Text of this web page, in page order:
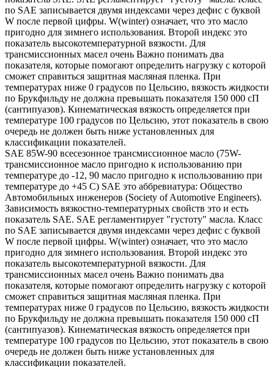
по SAE записывается двумя индексами через дефис с буквой
W после первой цифры. W(winter) означает, что это масло
пригодно для зимнего использования. Второй индекс это
показатель высокотемпературной вязкости. Для
трансмиссионных масел очень Важно понимать два
показателя, которые помогают определить нагрузку с которой
сможет справиться защитная масляная пленка. При
температурах ниже 0 градусов по Цельсию, вязкость жидкости
по Брукфильду не должна превышать показателя 150 000 сП
(сантипуазов). Кинематическая вязкость определяется при
температуре 100 градусов по Цельсию, этот показатель в свою
очередь не должен быть ниже установленных для
классификации показателей.
SAE 85W-90 всесезонное трансмиссионное масло (75W-
трансмиссионное масло пригодно к использованию при
температуре до -12, 90 масло пригодно к использованию при
температуре до +45 С) SAE это аббревиатура: Общество
Автомобильных инженеров (Society of Automotive Engineers).
Зависимость вязкостно-температурных свойств это и есть
показатель SAE. SAE регламентирует "густоту" масла. Класс
по SAE записывается двумя индексами через дефис с буквой
W после первой цифры. W(winter) означает, что это масло
пригодно для зимнего использования. Второй индекс это
показатель высокотемпературной вязкости. Для
трансмиссионных масел очень Важно понимать два
показателя, которые помогают определить нагрузку с которой
сможет справиться защитная масляная пленка. При
температурах ниже 0 градусов по Цельсию, вязкость жидкости
по Брукфильду не должна превышать показателя 150 000 сП
(сантипуазов). Кинематическая вязкость определяется при
температуре 100 градусов по Цельсию, этот показатель в свою
очередь не должен быть ниже установленных для
классификации показателей.